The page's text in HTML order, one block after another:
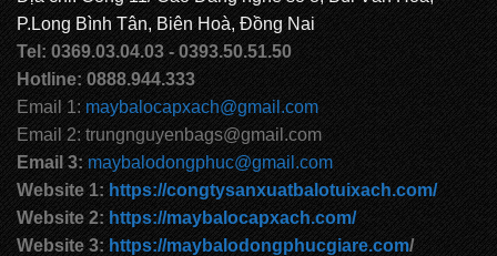
BALO HỌC SINH MS: TN 2068
CẶP HỌC SINH MS: TN 5016
CẶP HỌC SINH MS: TN 5015
P.Long Bình Tân, Biên Hoà, Đồng Nai
Tel: 0369.03.04.03 - 0393.50.51.50
Hotline: 0888.944.333
Email 1: maybalocapxach@gmail.com
Email 2: trungnguyenbags@gmail.com
Email 3: maybalodongphuc@gmail.com
Website 1: https://congtysanxuatbalotuixach.com/
Website 2: https://maybalocapxach.com/
Website 3: https://maybalodongphucgiare.com/